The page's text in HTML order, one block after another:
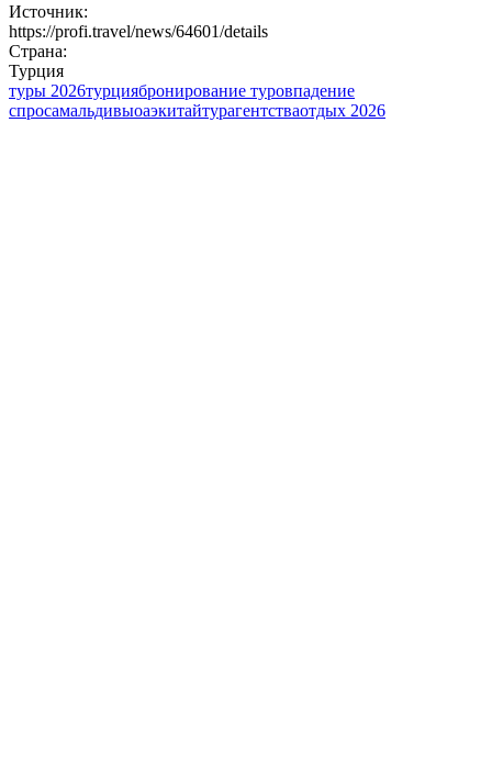
Источник:
https://profi.travel/news/64601/details
Страна:
Турция
туры 2026турциябронирование туровпадение
спросамальдивыоаэкитайтурагентстваотдых 2026